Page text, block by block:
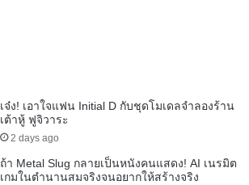
เจ๋ง! เอาใจแฟน Initial D กับชุดโมเดลจำลองร้าน
เต้าหู้ ฟูจิวาระ
2 days ago
ถ้า Metal Slug กลายเป็นหนังคนแสดง! AI เนรมิต
เกมในตำนานสมจริงจนอยากให้สร้างจริง